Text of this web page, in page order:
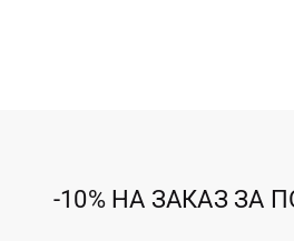
-10% НА ЗАКАЗ ЗА